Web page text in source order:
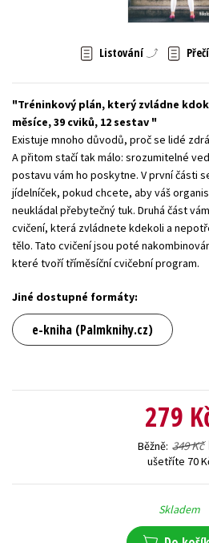
Zahraniční
Všechny
Listování
Tréninkový plán, který zvládne
měsíce, 39 cviků, 12 sestav
Existuje mnoho důvodů, proč se lidé
A přitom stačí tak málo: srozumitelné
postavu vám ho poskytne. V první části
jídelníček, pokud chcete, aby váš
neukládal přebytečný tuk. Druhá část
cvičení, která zvládnete kdekoli a
tělo. Tato cvičení jsou poté
které tvoří tříměsíční cvičební program.
Jiné dostupné formáty:
e-kniha (Palmknihy.cz)
279
Běžně 349 Kč
ušetříte 70
Skladem